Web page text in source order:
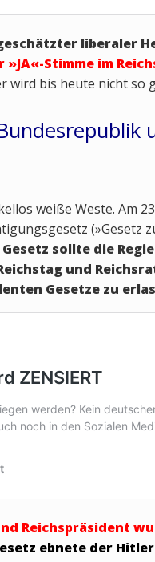
liberaler
»JA«-Stimme im
wird bis heute nicht so
weiße Weste. Am
(»Gesetz
sollte die
und
Gesetze zu
Reichspräsident
ebnete der